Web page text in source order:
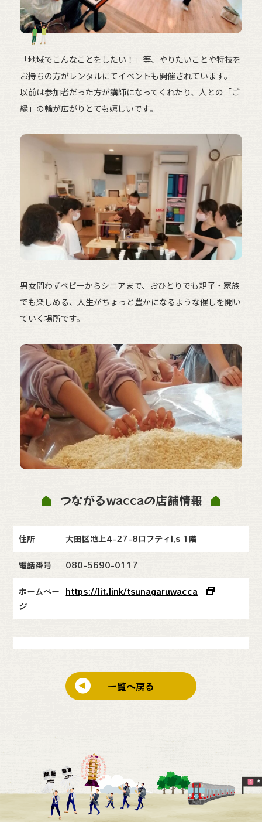
「地域でこんなことをしたい！」等、やりたいことや特技を
お持ちの方がレンタルにてイベントも開催されています。
以前は参加者だった方が講師になってくれたり、人との「ご
縁」の輪が広がりとても嬉しいです。
男女問わずベビーからシニアまで、おひとりでも親子・家族
でも楽しめる、人生がちょっと豊かになるような催しを開い
ていく場所です。
つながるwaccaの店舗情報
住所 大田区池上4-27-8ロフティI,s 1階
電話番号 080-5690-0117
ホームペー
ジ
https://lit.link/tsunagaruwacca
一覧へ戻る